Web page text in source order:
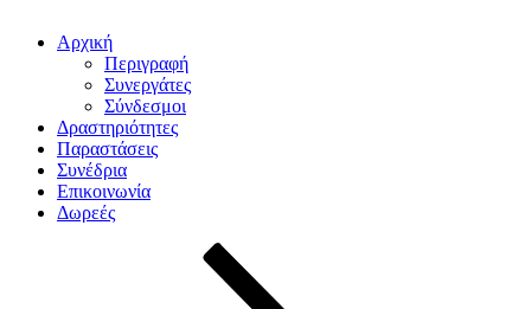
Αρχική
Περιγραφή
Συνεργάτες
Σύνδεσμοι
Δραστηριότητες
Παραστάσεις
Συνέδρια
Επικοινωνία
Δωρεές